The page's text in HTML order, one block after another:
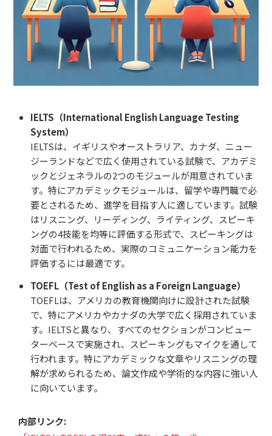
IELTS（International English Language Testing
System）
IELTSは、イギリスやオーストラリア、カナダ、ニュー
ジーランドなどで広く使用されている試験で、アカデミ
ックとジェネラルの2つのモジュールが用意されていま
す。特にアカデミックモジュールは、留学や専門職で必
要とされるため、進学を目指す人に適しています。試験
はリスニング、リーディング、ライティング、スピーキ
ングの4技能を均等に評価する形式で、スピーキングは
対面で行われるため、実際のコミュニケーション能力を
評価するには最適です。
TOEFL（Test of English as a Foreign Language）
TOEFLは、アメリカの教育機関向けに設計された試験
で、特にアメリカやカナダの大学で広く採用されていま
す。IELTSと異なり、すべてのセクションがコンピュー
ターベースで実施され、スピーキングもマイクを通して
行われます。特にアカデミックな文章やリスニングの理
解が求められるため、論文作成や学術的な内容に強い人
に向いています。
内部リンク: